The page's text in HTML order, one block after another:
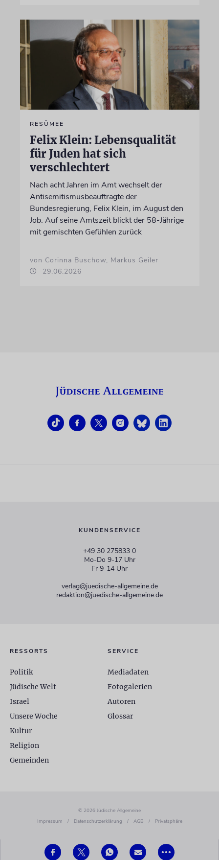
•••
RESÜMEE
Felix Klein: Lebensqualität
für Juden hat sich
verschlechtert
Nach acht Jahren im Amt wechselt der
Antisemitismusbeauftragte der
Bundesregierung, Felix Klein, im August den
Job. Auf seine Amtszeit blickt der 58-Jährige
mit gemischten Gefühlen zurück
von Corinna Buschow, Markus Geiler
29.06.2026
KUNDENSERVICE
+49 30 275833 0
Mo-Do 9-17 Uhr
Fr 9-14 Uhr
verlag@juedische-allgemeine.de
redaktion@juedische-allgemeine.de
RESSORTS
Politik
Jüdische Welt
Israel
Unsere Woche
Kultur
Religion
Gemeinden
SERVICE
Mediadaten
Fotogalerien
Autoren
Glossar
© 2026 Jüdische Allgemeine
Impressum
/ Datenschutzerklärung / AGB / Privatsphäre